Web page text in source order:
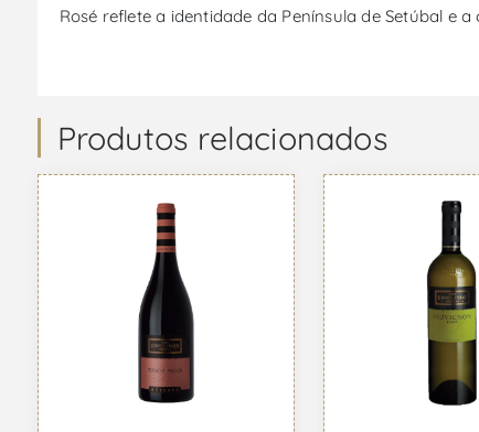
Rosé reflete a identidade da Península de Setúbal e
Produtos relacionados